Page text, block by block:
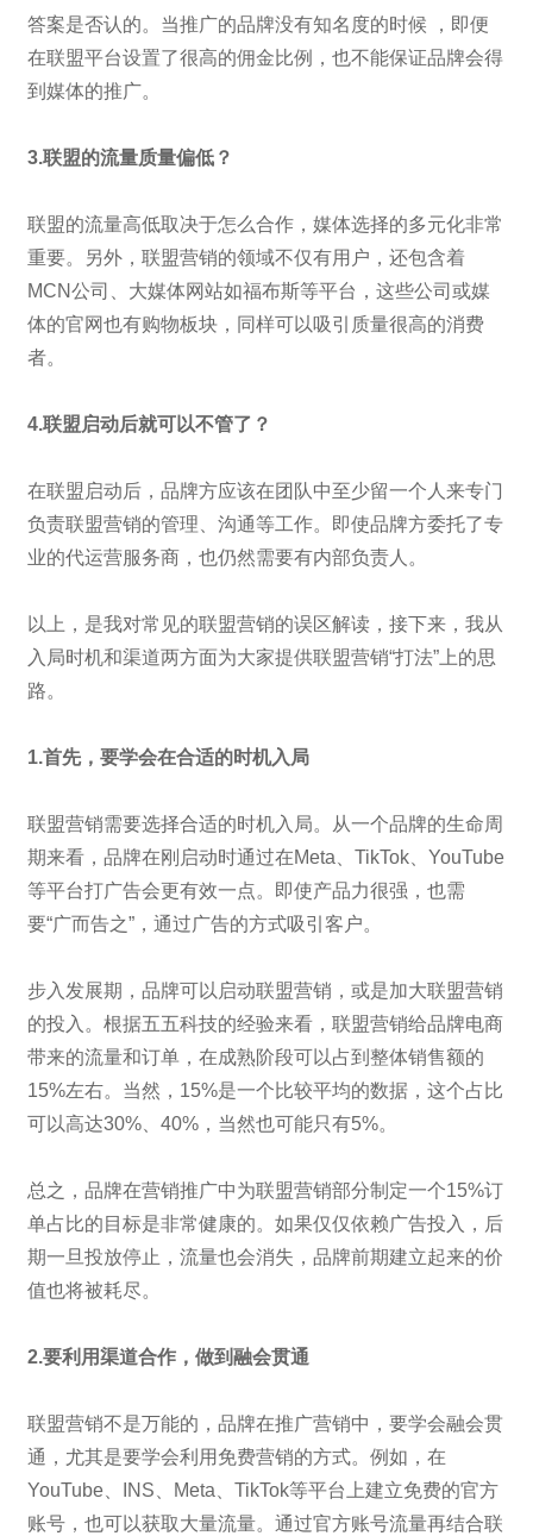
答案是否认的。当推广的品牌没有知名度的时候 ，即便
在联盟平台设置了很高的佣金比例，也不能保证品牌会得
到媒体的推广。
3.联盟的流量质量偏低？
联盟的流量高低取决于怎么合作，媒体选择的多元化非常
重要。另外，联盟营销的领域不仅有用户，还包含着
MCN公司、大媒体网站如福布斯等平台，这些公司或媒
体的官网也有购物板块，同样可以吸引质量很高的消费
者。
4.联盟启动后就可以不管了？
在联盟启动后，品牌方应该在团队中至少留一个人来专门
负责联盟营销的管理、沟通等工作。即使品牌方委托了专
业的代运营服务商，也仍然需要有内部负责人。
以上，是我对常见的联盟营销的误区解读，接下来，我从
入局时机和渠道两方面为大家提供联盟营销“打法”上的思
路。
1.首先，要学会在合适的时机入局
联盟营销需要选择合适的时机入局。从一个品牌的生命周
期来看，品牌在刚启动时通过在Meta、TikTok、YouTube
等平台打广告会更有效一点。即使产品力很强，也需
要“广而告之”，通过广告的方式吸引客户。
步入发展期，品牌可以启动联盟营销，或是加大联盟营销
的投入。根据五五科技的经验来看，联盟营销给品牌电商
带来的流量和订单，在成熟阶段可以占到整体销售额的
15%左右。当然，15%是一个比较平均的数据，这个占比
可以高达30%、40%，当然也可能只有5%。
总之，品牌在营销推广中为联盟营销部分制定一个15%订
单占比的目标是非常健康的。 如果仅仅依赖广告投入，后
期一旦投放停止，流量也会消失，品牌前期建立起来的价
值也将被耗尽。
2.要利用渠道合作，做到融会贯通
联盟营销不是万能的，品牌在推广营销中，要学会融会贯
通，尤其是要学会利用免费营销的方式。例如，在
YouTube、INS、Meta、TikTok等平台上建立免费的官方
账号，也可以获取大量流量。通过官方账号流量再结合联